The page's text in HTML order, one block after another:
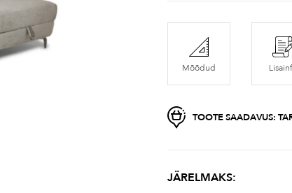
Mõõdud
TOOTE SAADAVUS:
JÄRELMAKS: